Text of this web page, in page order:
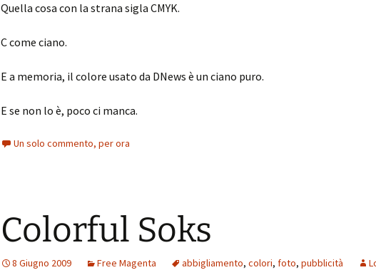
Quella cosa con la strana sigla CMYK.
C come ciano.
E a memoria, il colore usato da DNews è un ciano puro.
E se non lo è, poco ci manca.
Un solo commento, per ora
Colorful Soks
8 Giugno 2009 Free Magenta abbigliamento, colori, foto, pubblicità